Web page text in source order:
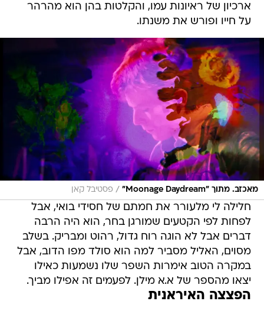
ארכיון של ראיונות עמו, והקלטות בהן הוא מהרהר
על חייו ופורש את משנתו.
מאכזב. מתוך "Moonage Daydream" / פסטיבל קאן
חלילה לי מלעורר את חמתם של חסידי בואי, אבל
לפחות לפי הקטעים שמורגן בחר, הוא היה הרבה
דברים אבל לא הוגה רוח גדול, רהוט ומבריק. בשלב
מסוים, האליל מסביר למה הוא סולד מפו הדוב, אבל
במקרה הטוב אימרות השפר שלו נשמעות כאילו
יצאו מהספר של א.א מילן. לפעמים זה אפילו מביך.
הפצצה האיראנית